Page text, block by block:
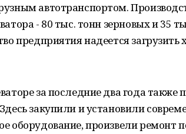
автотранспортом.
- 80 тыс. тонн зерновых и 35
предприятия надеется
за последние два года
закупили и установили
оборудование, произвели ремонт